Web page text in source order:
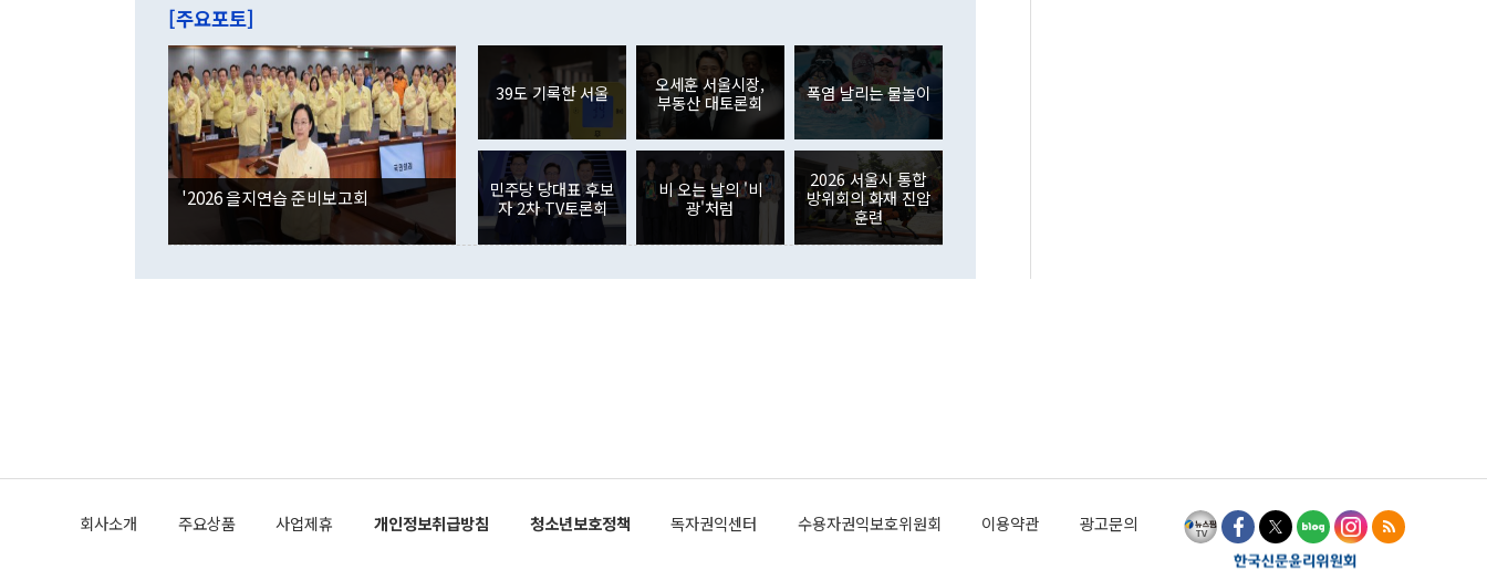
이 9월 러시아 블라디보스토크에서 열리는 '동방경제포럼(EEF)'을 언급하
며 "정부 차원에서 (참석을) 검토하고 있다"고 발언한 데 대해서도 조 장관
은 "그것은 외교부의 몫"이라며 "아직 거기까지 진도가 나가지 않았다"고
잘랐다. 정 장관이 이날 소개한 대북 구상과 설명은 정부 내 조율을 거치지
않았다는 점에서 문제가 있다. 특히 주적 표현 대체와 국호 사용, 9·19 군
사합의 복원, 4자회담 추진 등은 통일부 장관이 결정할 사안이 아니어서 월
권이라는 지적이 나오고 있다. 이 대통령은 정 장관의 업무보고를 듣고 난
뒤 "여기 업무보고에 발표했다고 승인난 건 아니다"라고 재차 확인했다. 정
부의 한 소식통은 "정 장관의 발언 내용은 대부분 국가안전보장회의(NSC)
를 거쳐 결정된 사안이 아닌 정 장관의 개인적 생각에 가깝다"며 "안보 관
련 부처 장관이 정부의 공식 정책이 아닌 사안을 추진하겠다고 업무보고를
하고 대통령의 면전에서 '국군통수권자가 나서야 한다'고 주장한 것은 심각
이나 미국은 북한에 선비핵화를 공식적으로 요구한 적이 없기 때문이다. 지
공하는 방식으로 이뤄졌다. 1994년 북·미 제네바 기본합의는 핵시설 동결
였던 올해 3월(369억9000만달러)을 넘어선 것이다. 직접투자에서는 내국
인의 해외투자가 80억1000만달러, 외국인의 국내투자가 46억3000만달러
각각 증가했다. 증권투자에서는 외국인의 국내 주식 매도세가 이어졌다. 외
국인의 국내 주식 투자는 차익실현 매도 등의 영향으로 316억1000만달러
감소하며 전월(-310억5000만달러)에 이어 역대 최대 순매도 기록을 다시
경신했다. 외국인의 국내 채권투자는 세계국채지수(WGBI) 자금 유입에도
분기 말 만기도래 영향으로 증가 폭이 줄어든 52억9000만달러를 기록했
다. 내국인의 해외 증권투자는 주식을 중심으로 35억6000만달러 증가했
다. eoyn2@newspim.com
[주요포토]
'2026 을지연습 준비보고회
39도 기록한 서울
오세훈 서울시장,
부동산 대토론회
폭염 날리는 물놀이
민주당 당대표 후보
자 2차 TV토론회
비 오는 날의 '비
광'처럼
2026 서울시 통합
방위회의 화재 진압
훈련
회사소개 주요상품 사업제휴 개인정보취급방침 청소년보호정책 독자권익센터 수용자권익보호위원회 이용약관 광고문의